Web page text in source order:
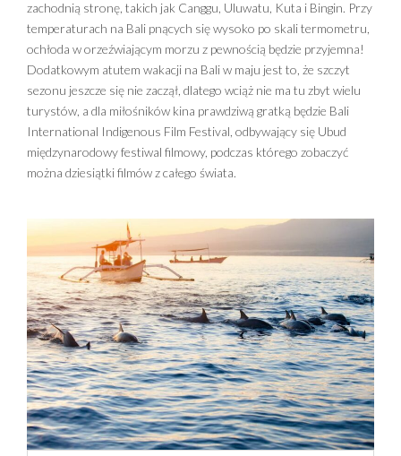
zachodnią stronę, takich jak Canggu, Uluwatu, Kuta i Bingin. Przy
temperaturach na Bali pnących się wysoko po skali termometru,
ochłoda w orzeźwiającym morzu z pewnością będzie przyjemna!
Dodatkowym atutem wakacji na Bali w maju jest to, że szczyt
sezonu jeszcze się nie zaczął, dlatego wciąż nie ma tu zbyt wielu
turystów, a dla miłośników kina prawdziwą gratką będzie Bali
International Indigenous Film Festival, odbywający się Ubud
międzynarodowy festiwal filmowy, podczas którego zobaczyć
można dziesiątki filmów z całego świata.